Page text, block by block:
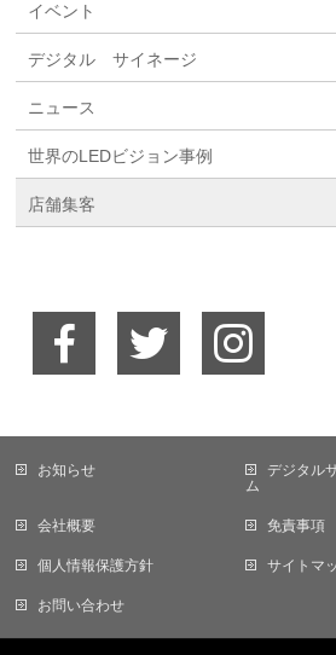
イベント
デジタル サイネージ
ニュース
世界のLEDビジョン事例
店舗集客
お知らせ
デジタル
ム
会社概要 免責事項
個人情報保護方針 サイトマ
お問い合わせ